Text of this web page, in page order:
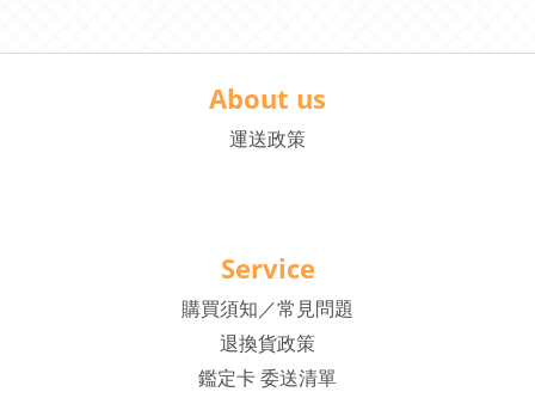
About us
運送政策
Service
購買須知／常見問題
退換貨政策
鑑定卡 委送清單